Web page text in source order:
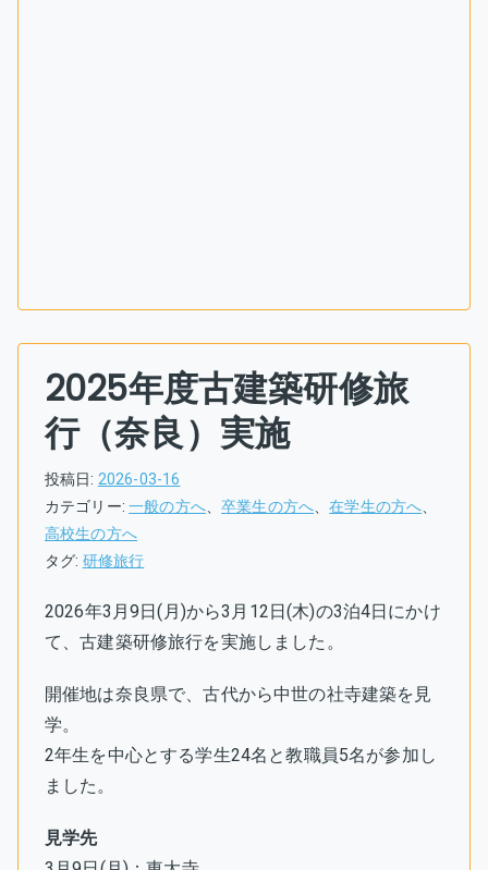
2025年度古建築研修旅
行（奈良）実施
投稿日: 2026-03-16
カテゴリー:一般の方へ、卒業生の方へ、在学生の方へ、
高校生の方へ
タグ: 研修旅行
2026年3月9日(月)から3月12日(木)の3泊4日にかけ
て、古建築研修旅行を実施しました。
開催地は奈良県で、古代から中世の社寺建築を見
学。
2年生を中心とする学生24名と教職員5名が参加し
ました。
見学先